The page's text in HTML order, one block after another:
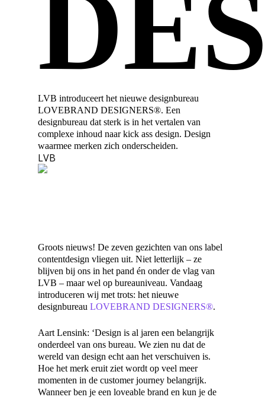
LVB introduceert het nieuwe designbureau
LOVEBRAND DESIGNERS®. Een
designbureau dat sterk is in het vertalen van
complexe inhoud naar kick ass design. Design
waarmee merken zich onderscheiden.
LVB
Groots nieuws! De zeven gezichten van ons label
contentdesign vliegen uit. Niet letterlijk – ze
blijven bij ons in het pand én onder de vlag van
LVB – maar wel op bureauniveau. Vandaag
introduceren wij met trots: het nieuwe
designbureau LOVEBRAND DESIGNERS®.
Aart Lensink: ‘Design is al jaren een belangrijk
onderdeel van ons bureau. We zien nu dat de
wereld van design echt aan het verschuiven is.
Hoe het merk eruit ziet wordt op veel meer
momenten in de customer journey belangrijk.
Wanneer ben je een loveable brand en kun je de